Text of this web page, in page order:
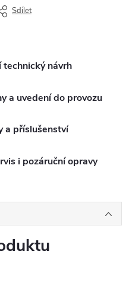
Sdílet
návrh
a uvedení do provozu
a příslušenství
i pozáruční opravy